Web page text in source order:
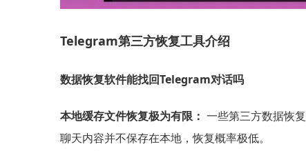
Telegram第三方恢复工具介绍
数据恢复软件能找回Telegram对话吗
本地缓存文件恢复极为有限： 一些第三方数据恢
聊天内容并不保存在本地，恢复概率极低。